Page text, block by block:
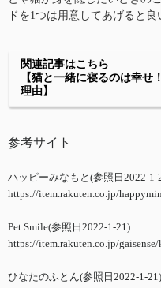
ドを1つは用意してあげると良
関連記事はこちら
【猫と一緒に寝るのは幸せ
理由】
参考サイト
ハッピーみなもと(参照日2022-1-
https://item.rakuten.co.jp/
Pet Smile(参照日2022-1-21)
https://item.rakuten.co.jp/
ひなたのふとん(参照日2022-1-21)